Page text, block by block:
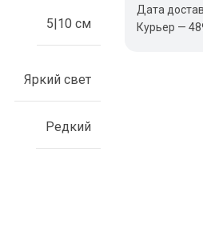
5|10 см
Яркий свет
Редкий
Дата
Курьер —